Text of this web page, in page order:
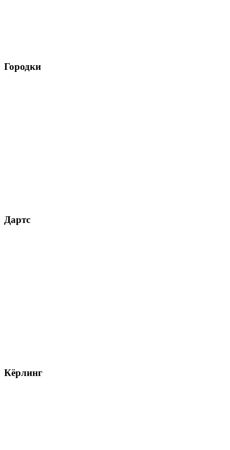
Городки
Дартс
Кёрлинг